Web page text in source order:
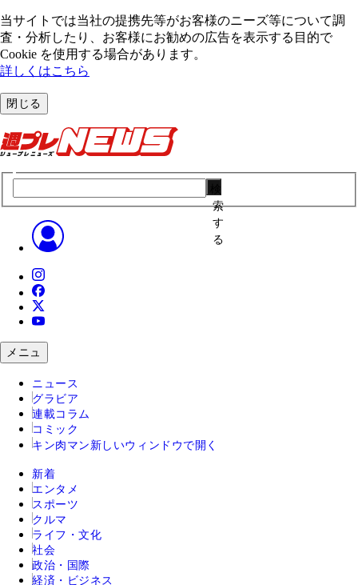
当サイトでは当社の提携先等がお客様のニーズ等について調
査・分析したり、お客様にお勧めの広告を表⽰する⽬的で
Cookie を使⽤する場合があります。
詳しくはこちら
閉じる
索
す
る
メニュ
ニュース
グラビア
連載コラム
コミック
キン肉マン 新しいウィンドウで開く
新着
エンタメ
スポーツ
クルマ
ライフ・文化
社会
政治・国際
経済・ビジネス